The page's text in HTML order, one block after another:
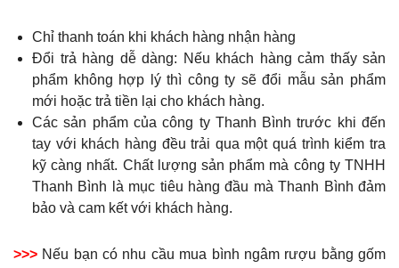
Chỉ thanh toán khi khách hàng nhận hàng
Đổi trả hàng dễ dàng: Nếu khách hàng cảm thấy sản
phẩm không hợp lý thì công ty sẽ đổi mẫu sản phẩm
mới hoặc trả tiền lại cho khách hàng.
Các sản phẩm của công ty Thanh Bình trước khi đến
tay với khách hàng đều trải qua một quá trình kiểm tra
kỹ càng nhất. Chất lượng sản phẩm mà công ty TNHH
Thanh Bình là mục tiêu hàng đầu mà Thanh Bình đảm
bảo và cam kết với khách hàng.
>>> Nếu bạn có nhu cầu mua bình ngâm rượu bằng gốm